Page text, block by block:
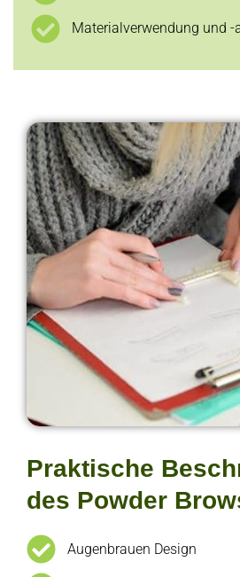
Materialverwendung und
Praktische
des Powder
Augenbrauen Design